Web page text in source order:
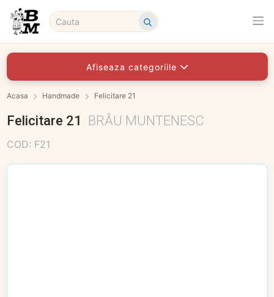
Afiseaza categoriile
Acasa Handmade Felicitare 21
Felicitare 21 BRÂU MUNTENESC
COD: F21